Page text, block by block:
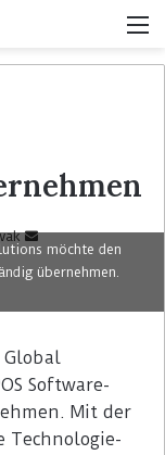
möchte den
übernehmen.
Global
Software-
Mit der
Technologie-